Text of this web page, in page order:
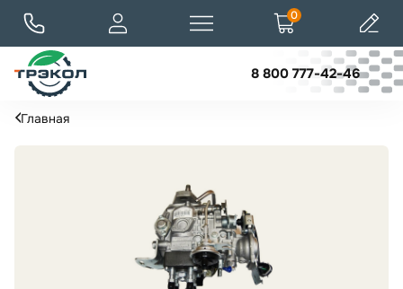
8 800 777-42-46
0
Главная